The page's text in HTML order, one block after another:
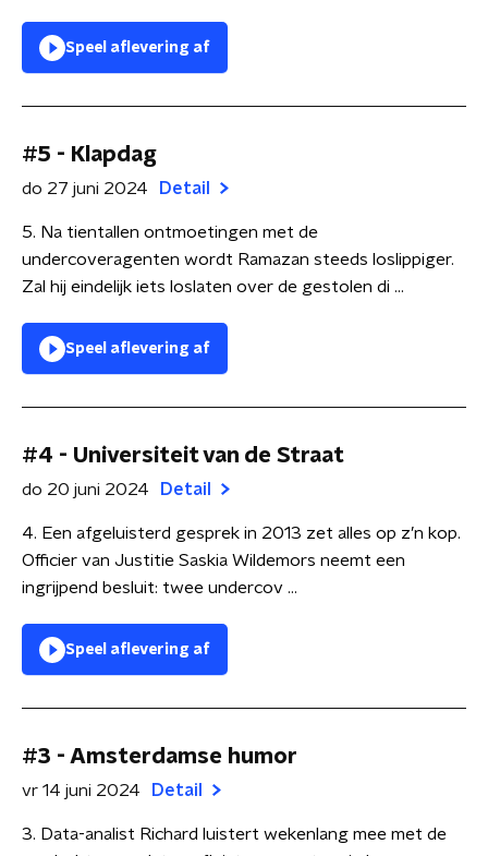
Speel aflevering af
#5 - Klapdag
do 27 juni 2024 Detail
5. Na tientallen ontmoetingen met de
undercoveragenten wordt Ramazan steeds loslippiger.
Zal hij eindelijk iets loslaten over de gestolen di ...
Speel aflevering af
#4 - Universiteit van de Straat
do 20 juni 2024 Detail
4. Een afgeluisterd gesprek in 2013 zet alles op z’n kop.
Officier van Justitie Saskia Wildemors neemt een
ingrijpend besluit: twee undercov ...
Speel aflevering af
#3 - Amsterdamse humor
vr 14 juni 2024 Detail
3. Data-analist Richard luistert wekenlang mee met de